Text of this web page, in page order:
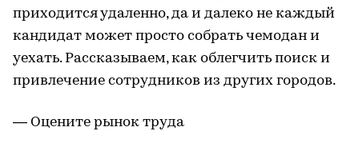
приходится удаленно, да и далеко не каждый
кандидат может просто собрать чемодан и
уехать. Рассказываем, как облегчить поиск и
привлечение сотрудников из других городов.
— Оцените рынок труда